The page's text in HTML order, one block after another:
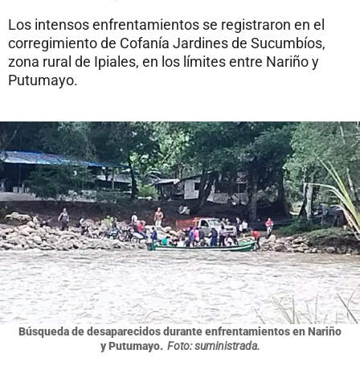
Los intensos enfrentamientos se registraron en el
corregimiento de Cofanía Jardines de Sucumbíos,
zona rural de Ipiales, en los límites entre Nariño y
Putumayo.
Búsqueda de desaparecidos durante enfrentamientos en Nariño
y Putumayo. Foto: suministrada.